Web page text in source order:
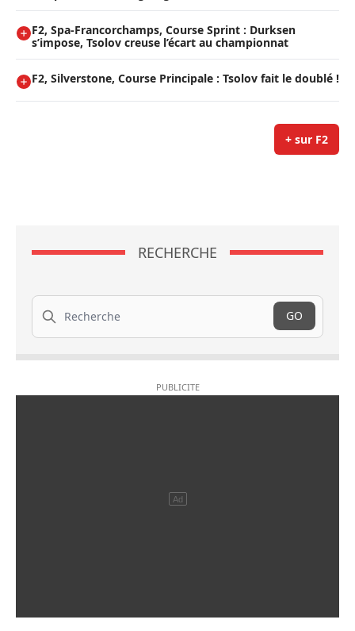
F2, Spa-Francorchamps, Course Sprint : Durksen
s’impose, Tsolov creuse l’écart au championnat
F2, Silverstone, Course Principale : Tsolov fait le doublé !
+ sur F2
RECHERCHE
Recherche
GO